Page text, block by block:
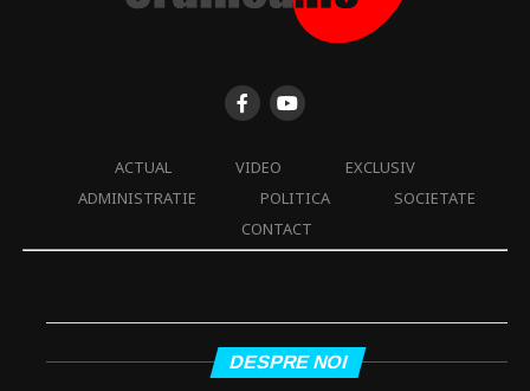
ACTUAL VIDEO
EXCLUSIV
ADMINISTRATIE
POLITICA
SOCIETATE
CONTACT
DESPRE NOI